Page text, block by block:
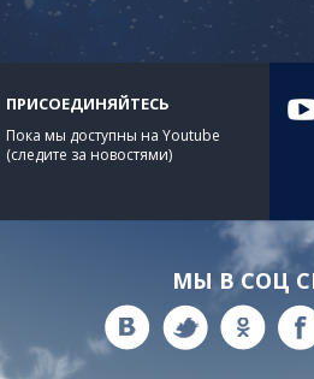
ПРИСОЕДИНЯЙТЕСЬ
Пока мы доступны на Youtube
(следите за новостями)
МЫ В СОЦ